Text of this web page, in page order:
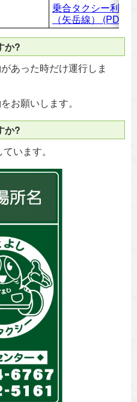
乗合タクシー利用
（矢岳線）
(PDF
か?
あった時だけ運行しま
お願いします。
か?
います。